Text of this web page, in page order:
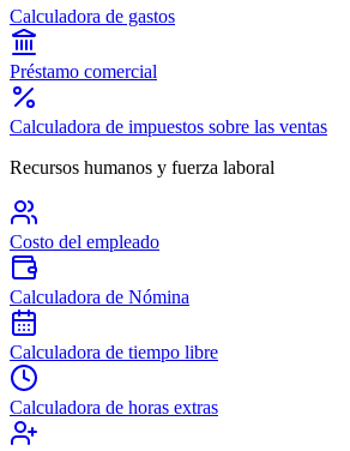
Calculadora de gastos
Préstamo comercial
Calculadora de impuestos sobre las ventas
Recursos humanos y fuerza laboral
Costo del empleado
Calculadora de Nómina
Calculadora de tiempo libre
Calculadora de horas extras